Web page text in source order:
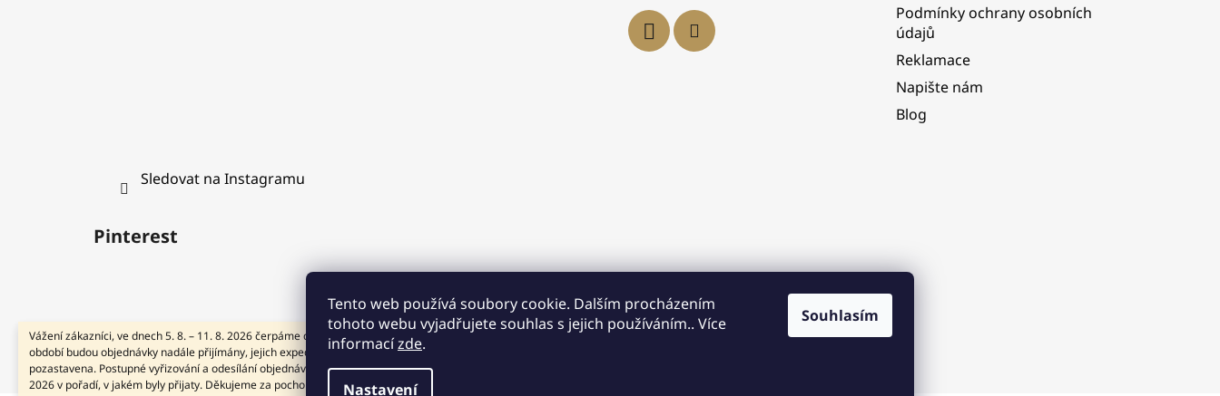
Tento web používá soubory cookie. Dalším procházením
tohoto webu vyjadřujete souhlas s jejich používáním.. Více
informacízde.
Nastavení
Souhlasím
Vážení zákazníci, ve dnech 5. 8. – 11. 8. 2026 čerpáme dovolenou. V tomto
období budou objednávky nadále přijímány, jejich expedice však bude dočasně
pozastavena. Postupné vyřizování a odesílání objednávek zahájíme od 12. 8.
2026 v pořadí, v jakém byly přijaty. Děkujeme za pochopení a přejeme Vám
Sledovat na Instagramu
Podmínky ochrany osobních
údajů
Reklamace
Napište nám
Blog
Pinterest